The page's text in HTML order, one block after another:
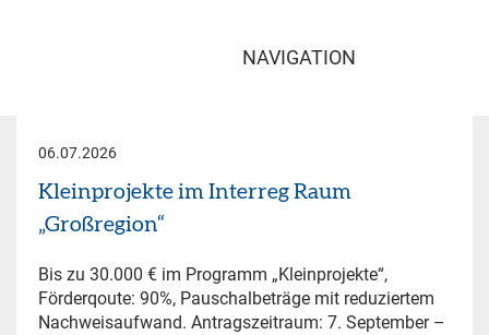
NAVIGATION
06.07.2026
Kleinprojekte im Interreg Raum
„Großregion“
Bis zu 30.000 € im Programm „Kleinprojekte“,
Förderqoute: 90%, Pauschalbeträge mit reduziertem
Nachweisaufwand. Antragszeitraum: 7. September –